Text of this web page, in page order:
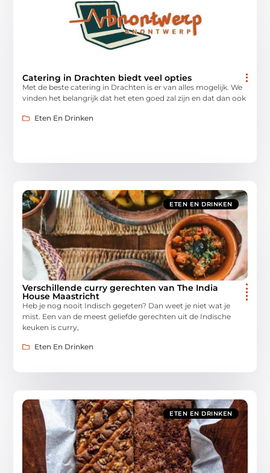
Catering in Drachten biedt veel opties
Met de beste catering in Drachten is er van alles mogelijk. We
vinden het belangrijk dat het eten goed zal zijn en dat dan ook
Eten En Drinken
ETEN EN DRINKEN
Verschillende curry gerechten van The India
House Maastricht
Heb je nog nooit Indisch gegeten? Dan weet je niet wat je
mist. Een van de meest geliefde gerechten uit de Indische
keuken is curry,
Eten En Drinken
ETEN EN DRINKEN